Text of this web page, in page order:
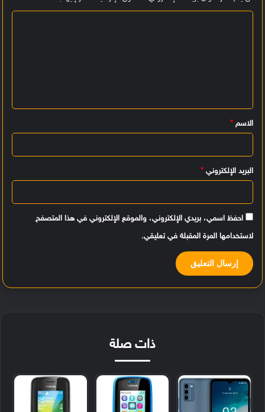
ي
ق
الاسم *
البريد الإلكتروني *
احفظ اسمي، بريدي الإلكتروني، والموقع الإلكتروني في هذا المتصفح
لاستخدامها المرة المقبلة في تعليقي.
ذات صلة